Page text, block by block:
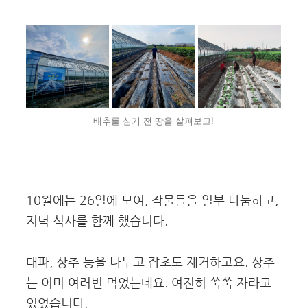
배추를 심기 전 땅을 살펴보고!
10월에는 26일에 모여, 작물들을 일부 나눔하고,
저녁 식사를 함께 했습니다.
대파, 상추 등을 나누고 잡초도 제거하고요. 상추
는 이미 여러번 먹었는데요. 여전히 쑥쑥 자라고
있었습니다.